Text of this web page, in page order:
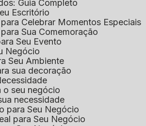
Guia Completo
Escritório
Celebrar Momentos Especiais
Sua Comemoração
Seu Evento
Negócio
Seu Ambiente
sua decoração
o seu negócio
necessidade
para Seu Negócio
para Seu Negócio